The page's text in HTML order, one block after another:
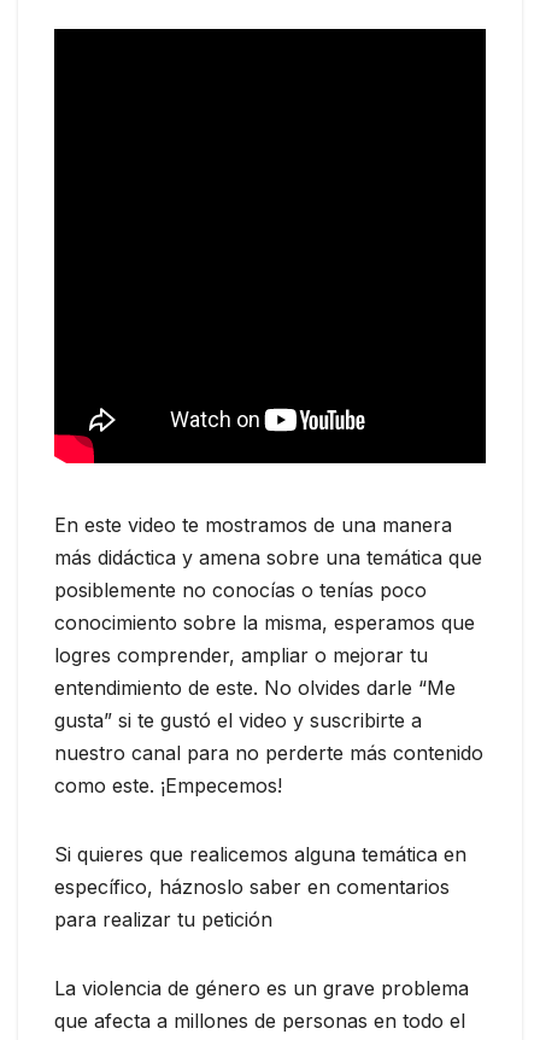
En este video te mostramos de una manera
más didáctica y amena sobre una temática que
posiblemente no conocías o tenías poco
conocimiento sobre la misma, esperamos que
logres comprender, ampliar o mejorar tu
entendimiento de este. No olvides darle “Me
gusta” si te gustó el video y suscribirte a
nuestro canal para no perderte más contenido
como este. ¡Empecemos!
Si quieres que realicemos alguna temática en
específico, háznoslo saber en comentarios
para realizar tu petición
La violencia de género es un grave problema
que afecta a millones de personas en todo el